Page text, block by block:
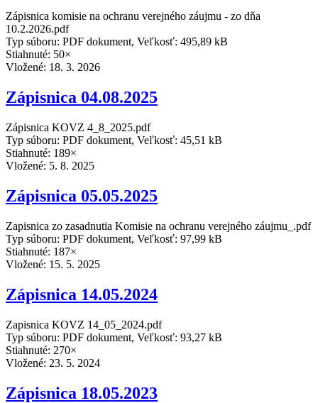
Zápisnica komisie na ochranu verejného záujmu - zo dňa
10.2.2026.pdf
Typ súboru: PDF dokument, Veľkosť: 495,89 kB
Stiahnuté: 50×
Vložené: 18. 3. 2026
Zápisnica 04.08.2025
Zápisnica KOVZ 4_8_2025.pdf
Typ súboru: PDF dokument, Veľkosť: 45,51 kB
Stiahnuté: 189×
Vložené: 5. 8. 2025
Zápisnica 05.05.2025
Zapisnica zo zasadnutia Komisie na ochranu verejného záujmu_.pdf
Typ súboru: PDF dokument, Veľkosť: 97,99 kB
Stiahnuté: 187×
Vložené: 15. 5. 2025
Zápisnica 14.05.2024
Zapisnica KOVZ 14_05_2024.pdf
Typ súboru: PDF dokument, Veľkosť: 93,27 kB
Stiahnuté: 270×
Vložené: 23. 5. 2024
Zápisnica 18.05.2023